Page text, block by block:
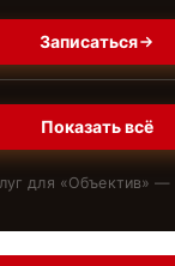
Записаться
Показать всё
для «Объектив» —